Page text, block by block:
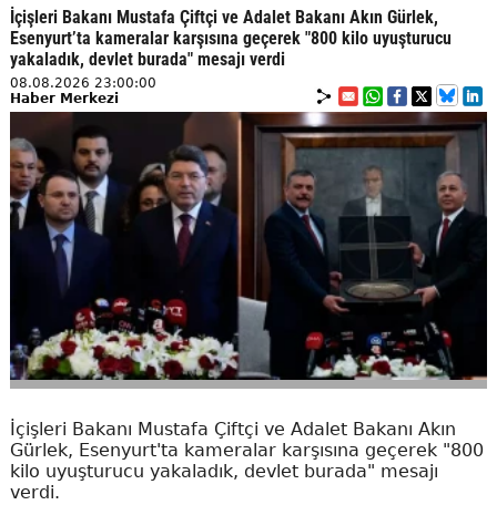
İçişleri Bakanı Mustafa Çiftçi ve Adalet Bakanı Akın Gürlek,
Esenyurt’ta kameralar karşısına geçerek "800 kilo uyuşturucu
yakaladık, devlet burada" mesajı verdi
08.08.2026 23:00:00
Haber Merkezi
İçişleri Bakanı Mustafa Çiftçi ve Adalet Bakanı Akın
Gürlek, Esenyurt'ta kameralar karşısına geçerek "800
kilo uyuşturucu yakaladık, devlet burada" mesajı
verdi.